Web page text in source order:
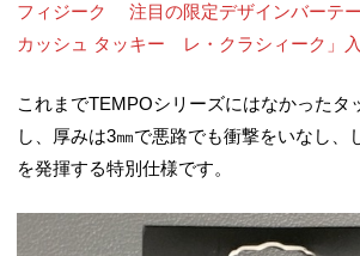
フィジーク 注目の限定デザインバーテ
カッシュ タッキー レ・クラシィーク」
これまでTEMPOシリーズにはなかったタ
し、厚みは3㎜で悪路でも衝撃をいなし、
を発揮する特別仕様です。